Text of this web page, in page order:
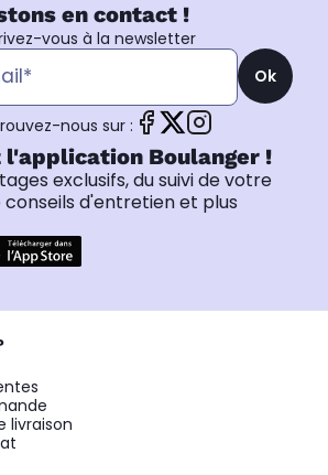
en contact !
vous à la newsletter
Ok
nous sur :
l'application Boulanger !
exclusifs, du suivi de votre
d'entretien et plus
livraison